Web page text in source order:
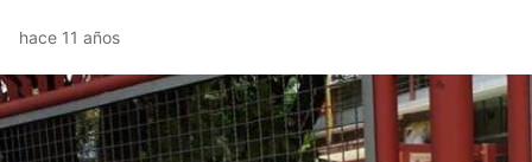
hace 11 años